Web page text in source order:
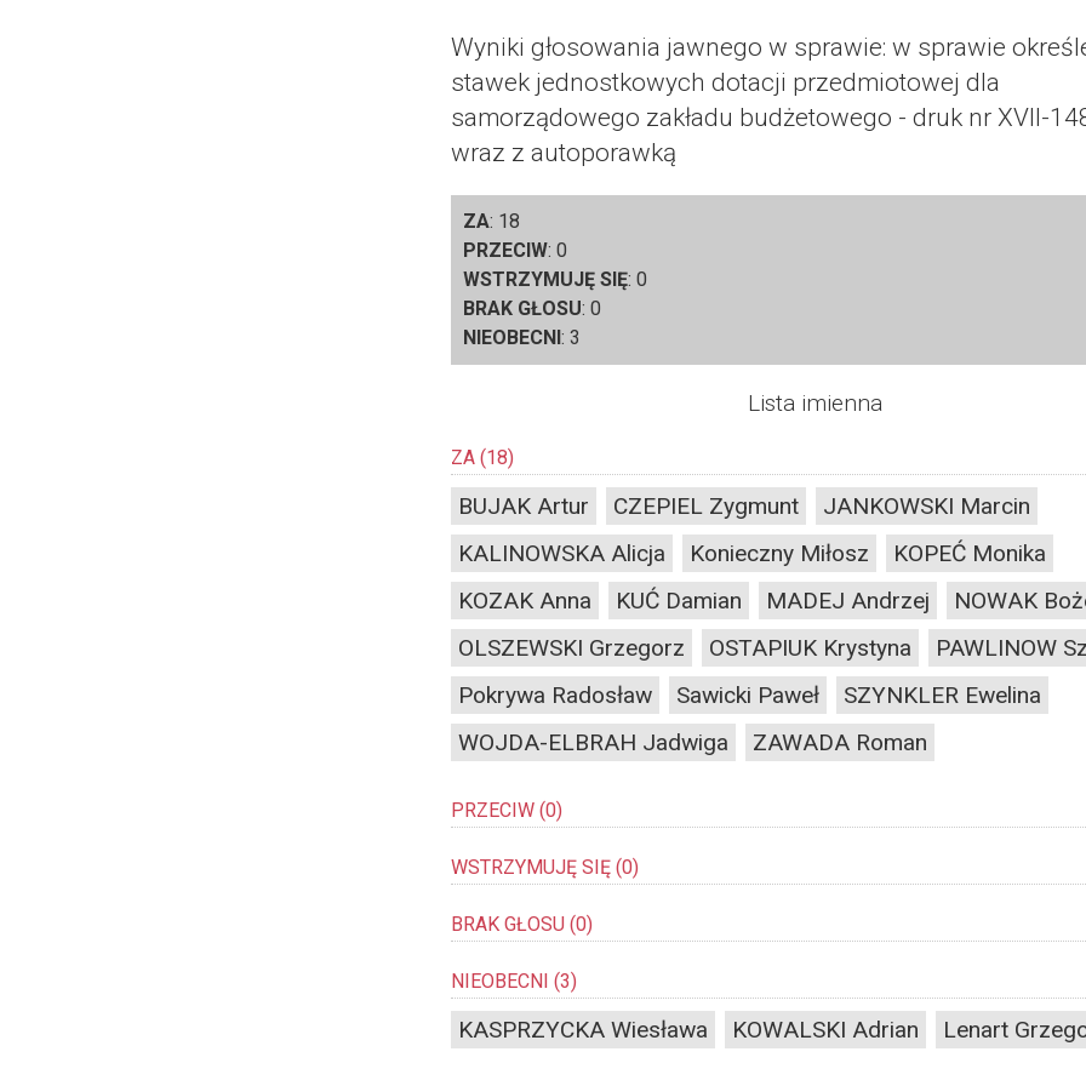
Wyniki głosowania jawnego w sprawie: w sprawie
stawek jednostkowych dotacji przedmiotowej dla
samorządowego zakładu budżetowego - druk nr XVII-
wraz z autoporawką
ZA: 18
PRZECIW: 0
WSTRZYMUJĘ SIĘ: 0
BRAK GŁOSU: 0
NIEOBECNI: 3
Lista imienna
ZA (18)
BUJAK Artur CZEPIEL Zygmunt
JANKOWSKI Marcin
KALINOWSKA Alicja
Konieczny Miłosz
KOPEĆ Monika
KOZAK Anna
KUĆ Damian MADEJ Andrzej
NOWAK
OLSZEWSKI Grzegorz
OSTAPIUK Krystyna
PAWLINOW
Pokrywa Radosław
Sawicki Paweł
SZYNKLER Ewelina
WOJDA-ELBRAH Jadwiga
ZAWADA Roman
PRZECIW (0)
WSTRZYMUJĘ SIĘ (0)
BRAK GŁOSU (0)
NIEOBECNI (3)
KASPRZYCKA Wiesława KOWALSKI Adrian Lenart